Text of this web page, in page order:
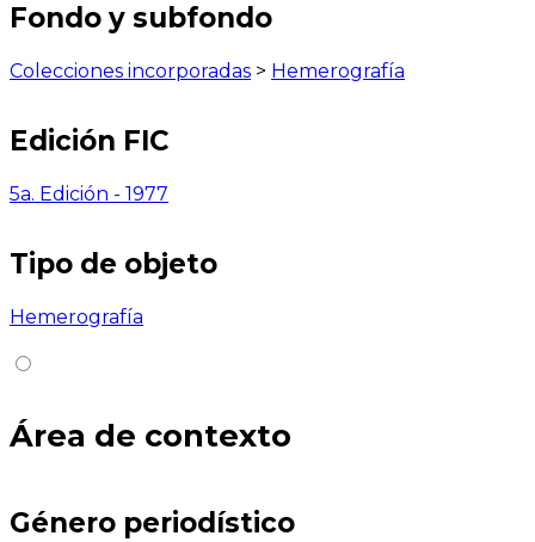
Fondo y subfondo
Colecciones incorporadas > Hemerografía
Edición FIC
5a. Edición - 1977
Tipo de objeto
Hemerografía
Área de contexto
Género periodístico